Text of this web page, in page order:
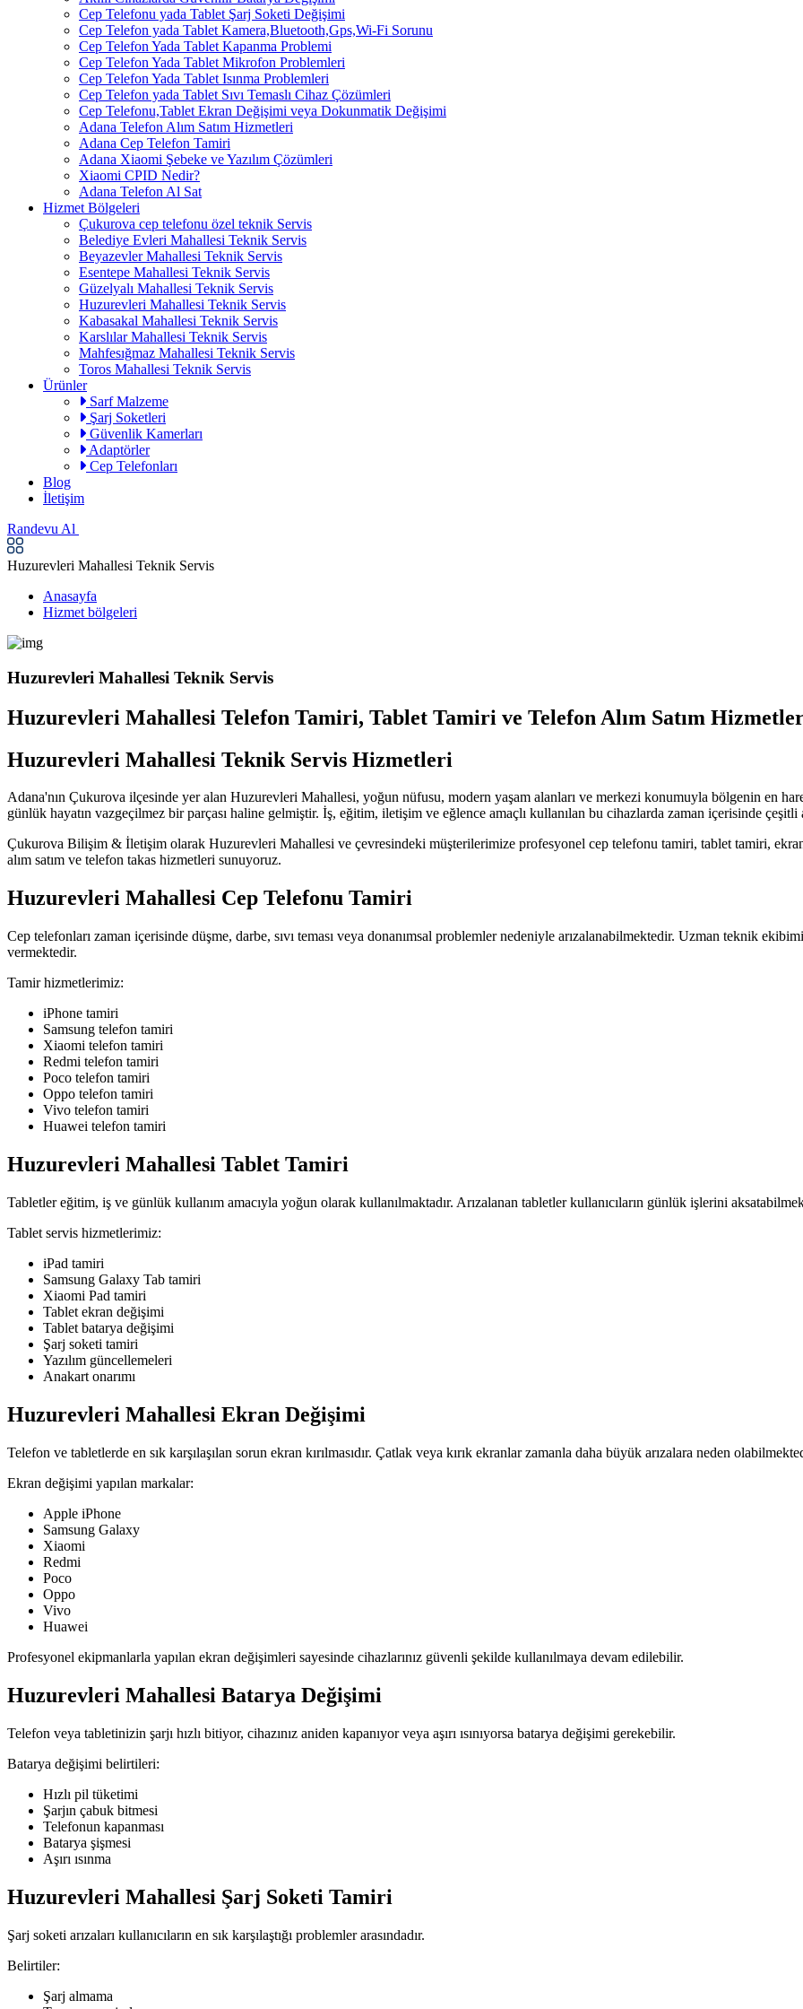
Cep Telefonu yada Tablet Şarj Soketi Değişimi
Cep Telefon yada Tablet Kamera,Bluetooth,Gps,Wi-Fi Sorunu
Cep Telefon Yada Tablet Kapanma Problemi
Cep Telefon Yada Tablet Mikrofon Problemleri
Cep Telefon Yada Tablet Isınma Problemleri
Cep Telefon yada Tablet Sıvı Temaslı Cihaz Çözümleri
Cep Telefonu,Tablet Ekran Değişimi veya Dokunmatik Değişimi
Adana Telefon Alım Satım Hizmetleri
Adana Cep Telefon Tamiri
Adana Xiaomi Şebeke ve Yazılım Çözümleri
Xiaomi CPID Nedir?
Adana Telefon Al Sat
Hizmet Bölgeleri
Çukurova cep telefonu özel teknik Servis
Belediye Evleri Mahallesi Teknik Servis
Beyazevler Mahallesi Teknik Servis
Esentepe Mahallesi Teknik Servis
Güzelyalı Mahallesi Teknik Servis
Huzurevleri Mahallesi Teknik Servis
Kabasakal Mahallesi Teknik Servis
Karslılar Mahallesi Teknik Servis
Mahfesığmaz Mahallesi Teknik Servis
Toros Mahallesi Teknik Servis
Ürünler
Sarf Malzeme
Şarj Soketleri
Güvenlik Kamerları
Adaptörler
Cep Telefonları
Blog
İletişim
Randevu Al
Huzurevleri Mahallesi Teknik Servis
Anasayfa
Hizmet bölgeleri
Huzurevleri Mahallesi Teknik Servis
Huzurevleri Mahallesi Telefon Tamiri, Tablet Tamiri ve Telefon Alım Satım
Huzurevleri Mahallesi Teknik Servis Hizmetleri
Adana'nın Çukurova ilçesinde yer alan Huzurevleri Mahallesi, yoğun nüfusu, modern yaşam alanları ve merkezi konumuyla bölgenin en
günlük hayatın vazgeçilmez bir parçası haline gelmiştir. İş, eğitim, iletişim ve eğlence amaçlı kullanılan bu cihazlarda zaman içerisinde çeşitli
Çukurova Bilişim & İletişim olarak Huzurevleri Mahallesi ve çevresindeki müşterilerimize profesyonel cep telefonu tamiri, tablet tamiri,
alım satım ve telefon takas hizmetleri sunuyoruz.
Huzurevleri Mahallesi Cep Telefonu Tamiri
Cep telefonları zaman içerisinde düşme, darbe, sıvı teması veya donanımsal problemler nedeniyle arızalanabilmektedir. Uzman teknik
vermektedir.
Tamir hizmetlerimiz:
iPhone tamiri
Samsung telefon tamiri
Xiaomi telefon tamiri
Redmi telefon tamiri
Poco telefon tamiri
Oppo telefon tamiri
Vivo telefon tamiri
Huawei telefon tamiri
Huzurevleri Mahallesi Tablet Tamiri
Tabletler eğitim, iş ve günlük kullanım amacıyla yoğun olarak kullanılmaktadır. Arızalanan tabletler kullanıcıların günlük işlerini
Tablet servis hizmetlerimiz:
iPad tamiri
Samsung Galaxy Tab tamiri
Xiaomi Pad tamiri
Tablet ekran değişimi
Tablet batarya değişimi
Şarj soketi tamiri
Yazılım güncellemeleri
Anakart onarımı
Huzurevleri Mahallesi Ekran Değişimi
Telefon ve tabletlerde en sık karşılaşılan sorun ekran kırılmasıdır. Çatlak veya kırık ekranlar zamanla daha büyük arızalara neden
Ekran değişimi yapılan markalar:
Apple iPhone
Samsung Galaxy
Xiaomi
Redmi
Poco
Oppo
Vivo
Huawei
Profesyonel ekipmanlarla yapılan ekran değişimleri sayesinde cihazlarınız güvenli şekilde kullanılmaya devam edilebilir.
Huzurevleri Mahallesi Batarya Değişimi
Telefon veya tabletinizin şarjı hızlı bitiyor, cihazınız aniden kapanıyor veya aşırı ısınıyorsa batarya değişimi gerekebilir.
Batarya değişimi belirtileri:
Hızlı pil tüketimi
Şarjın çabuk bitmesi
Telefonun kapanması
Batarya şişmesi
Aşırı ısınma
Huzurevleri Mahallesi Şarj Soketi Tamiri
Şarj soketi arızaları kullanıcıların en sık karşılaştığı problemler arasındadır.
Belirtiler:
Şarj almama